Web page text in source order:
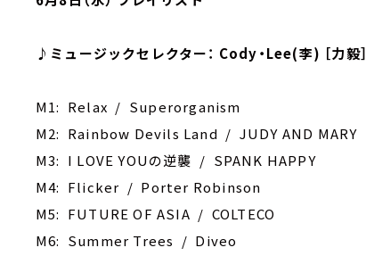
♪ミュージックセレクター： Cody・Lee(李) ［力毅］
M1: Relax / Superorganism
M2: Rainbow Devils Land / JUDY AND MARY
M3: I LOVE YOUの逆襲 / SPANK HAPPY
M4: Flicker / Porter Robinson
M5: FUTURE OF ASIA / COLTECO
M6: Summer Trees / Diveo